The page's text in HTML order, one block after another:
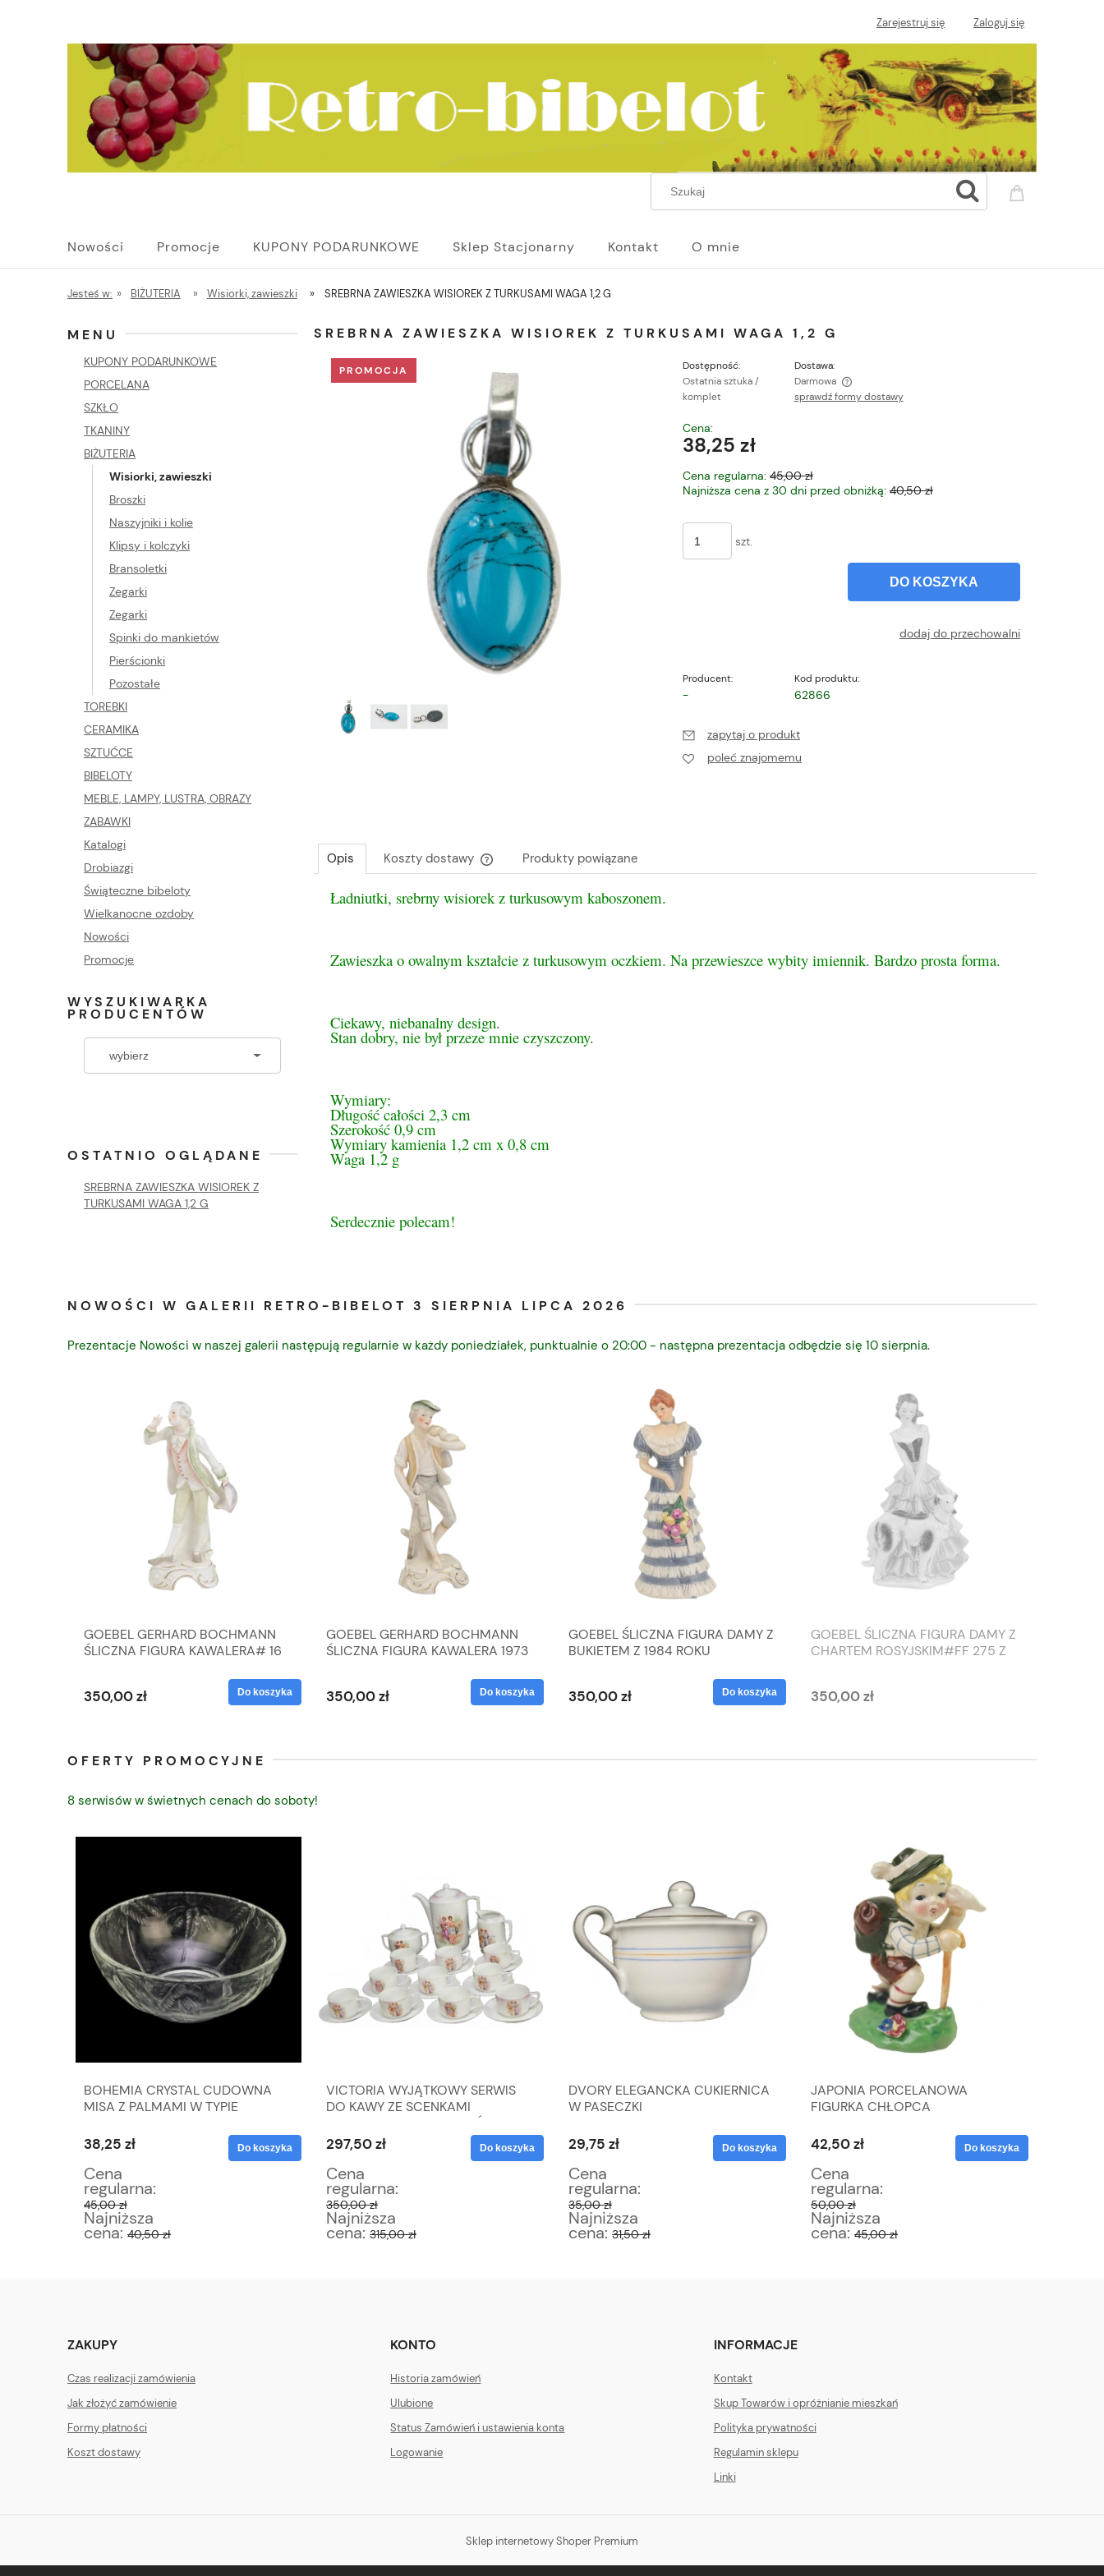
Zarejestruj się Zaloguj się
Nowości Promocje KUPONY PODARUNKOWE Sklep Stacjonarny Kontakt O mnie
Jesteś w: » BIŻUTERIA » Wisiorki, zawieszki » SREBRNA ZAWIESZKA WISIOREK Z TURKUSAMI WAGA 1,2 G
MENU
KUPONY PODARUNKOWE
PORCELANA
SZKŁO
TKANINY
BIŻUTERIA
Wisiorki, zawieszki
Broszki
Naszyjniki i kolie
Klipsy i kolczyki
Bransoletki
Zegarki
Zegarki
Spinki do mankietów
Pierścionki
Pozostałe
TOREBKI
CERAMIKA
SZTUĆCE
BIBELOTY
MEBLE, LAMPY, LUSTRA, OBRAZY
ZABAWKI
Katalogi
Drobiazgi
Świąteczne bibeloty
Wielkanocne ozdoby
Nowości
Promocje
WYSZUKIWARKA
PRODUCENTÓW
OSTATNIO OGLĄDANE
SREBRNA ZAWIESZKA WISIOREK Z
TURKUSAMI WAGA 1,2 G
SREBRNA ZAWIESZKA WISIOREK Z TURKUSAMI WAGA 1,2 G
PROMOCJA
Dostępność:
Ostatnia sztuka /
komplet
Dostawa:
Darmowa
sprawdź formy dostawy
Cena:
38,25 zł
Cena regularna: 45,00 zł
Najniższa cena z 30 dni przed obniżką: 40,50 zł
szt.
DO KOSZYKA
dodaj do przechowalni
Producent:
-
Kod produktu:
62866
zapytaj o produkt
poleć znajomemu
Opis Koszty dostawy
Cena nie zawiera ewentualnych kosztów
Produkty powiązane
Ładniutki, srebrny wisiorek z turkusowym kaboszonem.
Zawieszka o owalnym kształcie z turkusowym oczkiem. Na przewieszce wybity imiennik. Bardzo prosta forma.
Ciekawy, niebanalny design.
Stan dobry, nie był przeze mnie czyszczony.
Wymiary:
Długość całości 2,3 cm
Szerokość 0,9 cm
Wymiary kamienia 1,2 cm x 0,8 cm
Waga 1,2 g
Serdecznie polecam!
NOWOŚCI W GALERII RETRO-BIBELOT 3 SIERPNIA LIPCA 2026
Prezentacje Nowości w naszej galerii następują regularnie w każdy poniedziałek, punktualnie o 20:00 - następna prezentacja odbędzie się 10 sierpnia.
GOEBEL GERHARD BOCHMANN
ŚLICZNA FIGURA KAWALERA# 16
350,00 zł Do koszyka
GOEBEL GERHARD BOCHMANN
ŚLICZNA FIGURA KAWALERA 1973
350,00 zł Do koszyka
GOEBEL ŚLICZNA FIGURA DAMY Z
BUKIETEM Z 1984 ROKU
350,00 zł Do koszyka
GOEBEL ŚLICZNA FIGURA DAMY Z
CHARTEM ROSYJSKIM#FF 275 Z
350,00 zł
OFERTY PROMOCYJNE
8 serwisów w świetnych cenach do soboty!
BOHEMIA CRYSTAL CUDOWNA
MISA Z PALMAMI W TYPIE
38,25 zł
Cena
regularna:
45,00 zł
Najniższa
cena: 40,50 zł
Do koszyka
VICTORIA WYJĄTKOWY SERWIS
DO KAWY ZE SCENKAMI
MITOLOGICZNYMI 10 OSÓB
297,50 zł
Cena
regularna:
350,00 zł
Najniższa
cena: 315,00 zł
Do koszyka
DVORY ELEGANCKA CUKIERNICA
W PASECZKI
29,75 zł
Cena
regularna:
35,00 zł
Najniższa
cena: 31,50 zł
Do koszyka
JAPONIA PORCELANOWA
FIGURKA CHŁOPCA
42,50 zł
Cena
regularna:
50,00 zł
Najniższa
cena: 45,00 zł
Do koszyka
ZAKUPY
Czas realizacji zamówienia
Jak złożyć zamówienie
Formy płatności
Koszt dostawy
KONTO
Historia zamówień
Ulubione
Status Zamówień i ustawienia konta
Logowanie
INFORMACJE
Kontakt
Skup Towarów i opróżnianie mieszkań
Polityka prywatności
Regulamin sklepu
Linki
Sklep internetowy Shoper Premium